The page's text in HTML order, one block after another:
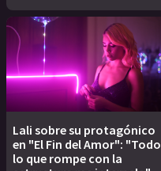
Lali sobre su protagónico
en "El Fin del Amor": "Todo
lo que rompe con la